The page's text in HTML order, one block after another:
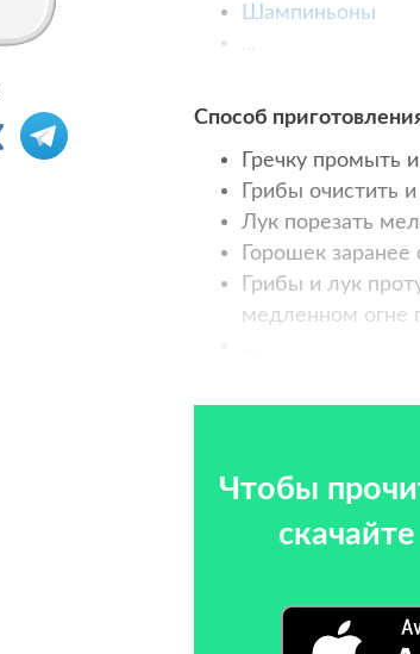
Шампиньоны
Способ
Гречку промыть
Грибы очистить
Лук порезать
Горошек заранее
Грибы и лук
медленном огне
Чтобы